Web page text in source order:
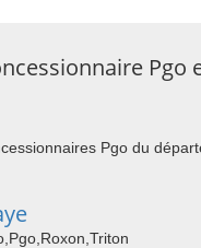
Pgo
Pgo du